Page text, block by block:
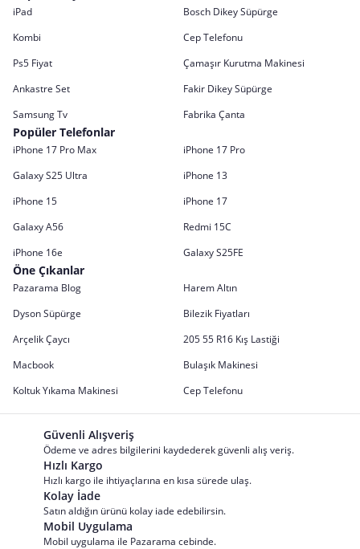
iPad
Bosch Dikey Süpürge
Kombi
Cep Telefonu
Ps5 Fiyat
Çamaşır Kurutma Makinesi
Ankastre Set
Fakir Dikey Süpürge
Samsung Tv
Fabrika Çanta
Popüler Telefonlar
iPhone 17 Pro Max
iPhone 17 Pro
Galaxy S25 Ultra
iPhone 13
iPhone 15
iPhone 17
Galaxy A56
Redmi 15C
iPhone 16e
Galaxy S25FE
Öne Çıkanlar
Pazarama Blog
Harem Altın
Dyson Süpürge
Bilezik Fiyatları
Arçelik Çaycı
205 55 R16 Kış Lastiği
Macbook
Bulaşık Makinesi
Koltuk Yıkama Makinesi
Cep Telefonu
Güvenli Alışveriş
Ödeme ve adres bilgilerini kaydederek güvenli alış veriş.
Hızlı Kargo
Hızlı kargo ile ihtiyaçlarına en kısa sürede ulaş.
Kolay İade
Satın aldığın ürünü kolay iade edebilirsin.
Mobil Uygulama
Mobil uygulama ile Pazarama cebinde.